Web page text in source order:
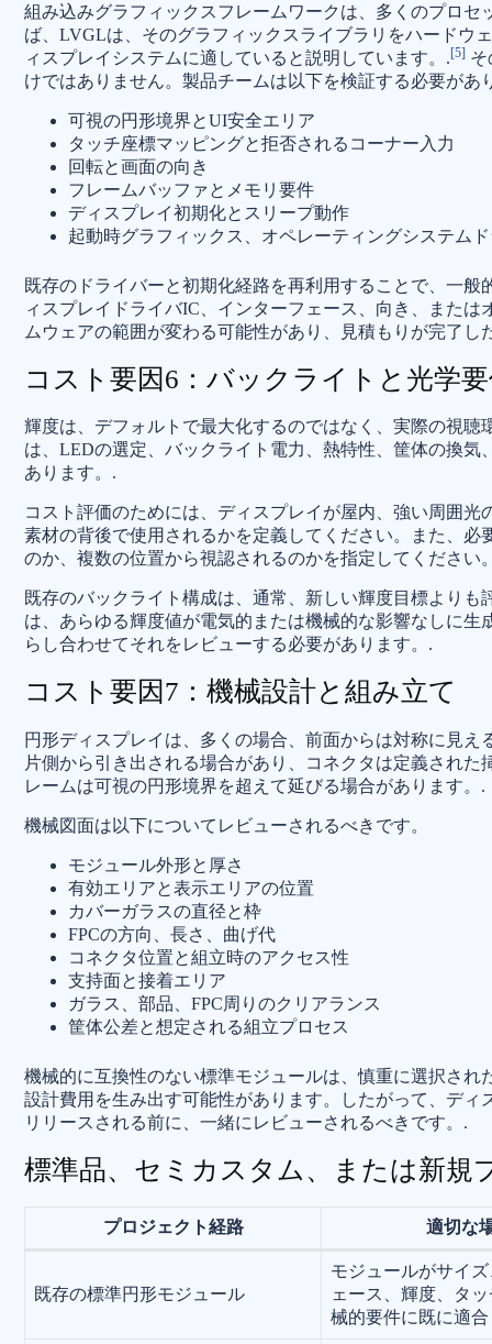
組み込みグラフィックスフレームワークは、多くのプロ
ば、LVGLは、そのグラフィックスライブラリをハードウ
ィスプレイシステムに適していると説明しています。.[5] そ
けではありません。製品チームは以下を検証する必要があ
可視の円形境界とUI安全エリア
タッチ座標マッピングと拒否されるコーナー入力
回転と画面の向き
フレームバッファとメモリ要件
ディスプレイ初期化とスリープ動作
起動時グラフィックス、オペレーティングシステム
既存のドライバーと初期化経路を再利用することで、一
ィスプレイドライバIC、インターフェース、向き、また
ムウェアの範囲が変わる可能性があり、見積もりが完了
コスト要因6：バックライトと光学
輝度は、デフォルトで最大化するのではなく、実際の視
は、LEDの選定、バックライト電力、熱特性、筐体の換
あります。.
コスト評価のためには、ディスプレイが屋内、強い周囲
素材の背後で使用されるかを定義してください。また、
のか、複数の位置から視認されるのかを指定してください
既存のバックライト構成は、通常、新しい輝度目標より
は、あらゆる輝度値が電気的または機械的な影響なしに
らし合わせてそれをレビューする必要があります。.
コスト要因7：機械設計と組み立て
円形ディスプレイは、多くの場合、前面からは対称に見
片側から引き出される場合があり、コネクタは定義され
レームは可視の円形境界を超えて延びる場合があります。.
機械図面は以下についてレビューされるべきです。
モジュール外形と厚さ
有効エリアと表示エリアの位置
カバーガラスの直径と枠
FPCの方向、長さ、曲げ代
コネクタ位置と組立時のアクセス性
支持面と接着エリア
ガラス、部品、FPC周りのクリアランス
筐体公差と想定される組立プロセス
機械的に互換性のない標準モジュールは、慎重に選択さ
設計費用を生み出す可能性があります。したがって、デ
リリースされる前に、一緒にレビューされるべきです。.
標準品、セミカスタム、または新規
プロジェクト経路 適切な
既存の標準円形モジュール
モジュールがサイ
ェース、輝度、タ
械的要件に既に適